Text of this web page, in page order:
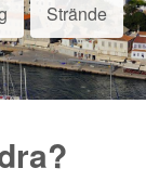
Strände